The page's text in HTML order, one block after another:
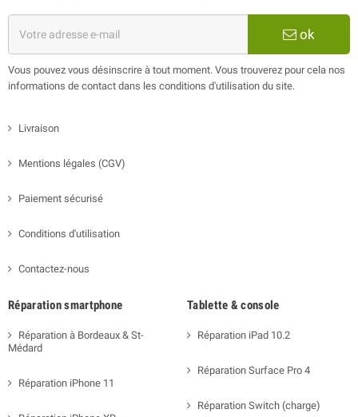
ok
Vous pouvez vous désinscrire à tout moment. Vous trouverez pour cela nos
informations de contact dans les conditions d'utilisation du site.
Livraison
Mentions légales (CGV)
Paiement sécurisé
Conditions d'utilisation
Contactez-nous
Réparation smartphone
Réparation à Bordeaux & St-
Médard
Réparation iPhone 11
Tablette & console
Réparation iPad 10.2
Réparation Surface Pro 4
Réparation Switch (charge)